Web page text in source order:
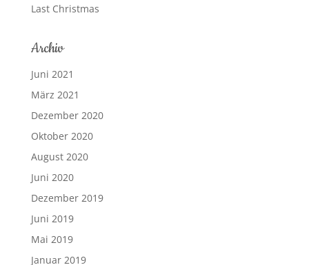
Last Christmas
Archiv
Juni 2021
März 2021
Dezember 2020
Oktober 2020
August 2020
Juni 2020
Dezember 2019
Juni 2019
Mai 2019
Januar 2019